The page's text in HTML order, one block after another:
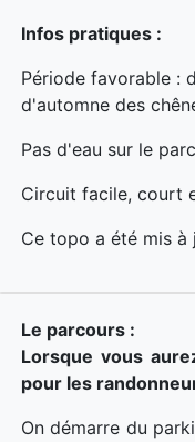
Infos pratiques :
Période favorable :
d'automne des
Pas d'eau sur le
Circuit facile, court
Ce topo a été mis
Le parcours :
Lorsque vous
pour les
On démarre du